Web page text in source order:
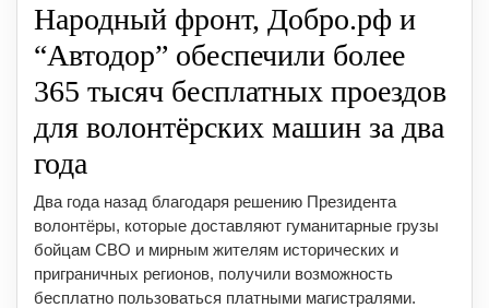
Народный фронт, Добро.рф и
“Автодор” обеспечили более
365 тысяч бесплатных проездов
для волонтёрских машин за два
года
Два года назад благодаря решению Президента
волонтёры, которые доставляют гуманитарные грузы
бойцам СВО и мирным жителям исторических и
приграничных регионов, получили возможность
бесплатно пользоваться платными магистралями.